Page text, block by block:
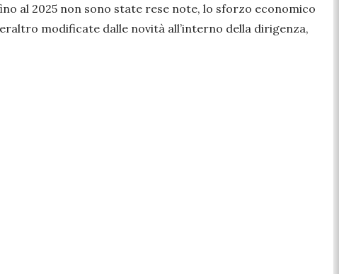
al 2025 non sono state rese note, lo sforzo economico
modificate dalle novità all’interno della dirigenza,